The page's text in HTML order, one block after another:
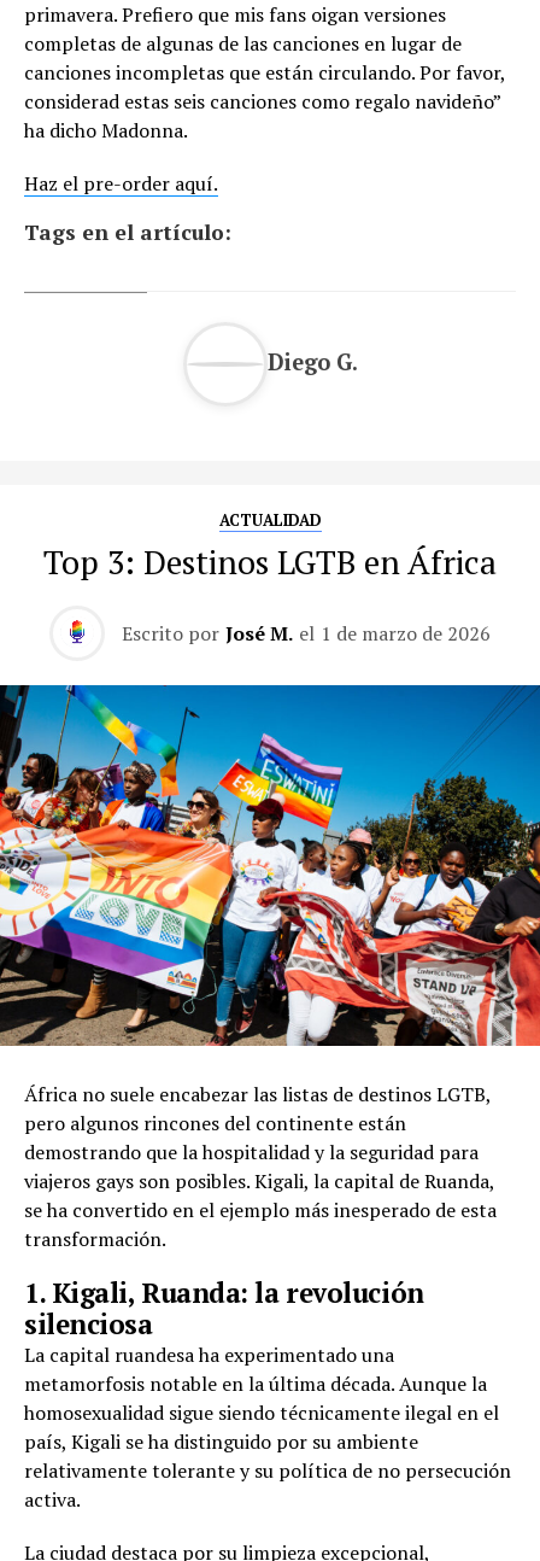
primavera. Prefiero que mis fans oigan versiones
completas de algunas de las canciones en lugar de
canciones incompletas que están circulando. Por favor,
considerad estas seis canciones como regalo navideño”
ha dicho Madonna.
Haz el pre-order aquí.
Tags en el artículo:
Diego G.
ACTUALIDAD
Top 3: Destinos LGTB en África
Escrito por José M. el 1 de marzo de 2026
África no suele encabezar las listas de destinos LGTB,
pero algunos rincones del continente están
demostrando que la hospitalidad y la seguridad para
viajeros gays son posibles. Kigali, la capital de Ruanda,
se ha convertido en el ejemplo más inesperado de esta
transformación.
1. Kigali, Ruanda: la revolución
silenciosa
La capital ruandesa ha experimentado una
metamorfosis notable en la última década. Aunque la
homosexualidad sigue siendo técnicamente ilegal en el
país, Kigali se ha distinguido por su ambiente
relativamente tolerante y su política de no persecución
activa.
La ciudad destaca por su limpieza excepcional,